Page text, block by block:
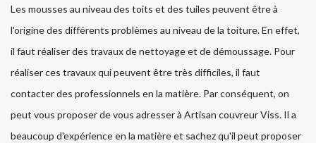
Les mousses au niveau des toits et des tuiles peuvent être à
l'origine des différents problèmes au niveau de la toiture. En effet,
il faut réaliser des travaux de nettoyage et de démoussage. Pour
réaliser ces travaux qui peuvent être très difficiles, il faut
contacter des professionnels en la matière. Par conséquent, on
peut vous proposer de vous adresser à Artisan couvreur Viss. Il a
beaucoup d'expérience en la matière et sachez qu'il peut proposer